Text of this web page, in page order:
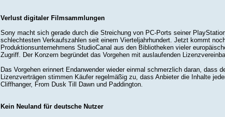
Verlust digitaler Filmsammlungen
Sony macht sich gerade durch die Streichung von PC-Ports seiner
schlechtesten Verkaufszahlen seit einem Vierteljahrhundert. Jetzt kommt
Produktionsunternehmens StudioCanal aus den Bibliotheken vieler
Zugriff. Der Konzern begründet das Vorgehen mit auslaufenden
Das Vorgehen erinnert Endanwender wieder einmal schmerzlich daran,
Lizenzverträgen stimmen Käufer regelmäßig zu, dass Anbieter die Inhalte
Cliffhanger, From Dusk Till Dawn und Paddington.
Kein Neuland für deutsche Nutzer